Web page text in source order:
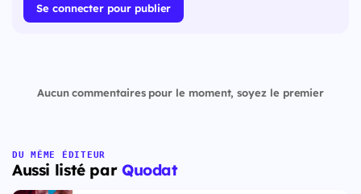
Se connecter pour publier
Aucun commentaires pour le moment, soyez le premier
DU MÊME ÉDITEUR
Aussi listé par Quodat